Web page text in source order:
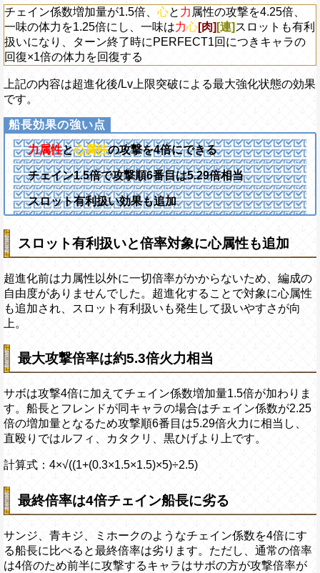
チェイン係数増加量が1.5倍、 心と 力 属性の攻撃を4.25倍、
一味の体力を1.25倍にし、一味は力心[肉] [連] スロットも有利
扱いになり、ターン終了時にPERFECT1回につきキャラの
回復×1倍の体力を回復する
上記の内容は超進化後/Lv上限突破による最大強化状態の効果
です。
力属性と心属性の攻撃を4倍にできる
チェイン1.5倍で攻撃順6番目は5.29倍相当
スロット有利扱い効果も追加
スロット有利扱いと倍率対象に心属性も追加
超進化前は力属性以外に一切倍率がかからないため、編成の
自由度がありませんでした。超進化することで対象に心属性
も追加され、スロット有利扱いも発生して扱いやすさが向
上。
最大攻撃倍率は約5.3倍火力相当
サボは攻撃4倍に加えてチェイン係数増加量1.5倍が加わりま
す。船長とフレンドが同キャラの場合はチェイン係数が2.25
倍の増加量となるため攻撃順6番目は5.29倍火力に相当し、
直殴りではルフィ、カタクリ、黒ひげより上です。
計算式：4×√((1+(0.3×1.5×1.5)×5)÷2.5)
最終倍率は4倍チェイン船長に劣る
サンジ、青キジ、ミホークのようなチェイン係数を4倍にす
る船長に比べると最終倍率は劣ります。ただし、通常の倍率
は4倍のため前半に攻撃するキャラはサボの方が攻撃倍率が